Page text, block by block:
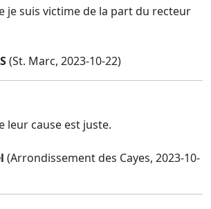
je suis victime de la part du recteur
(St. Marc, 2023-10-22)
leur cause est juste.
(Arrondissement des Cayes, 2023-10-